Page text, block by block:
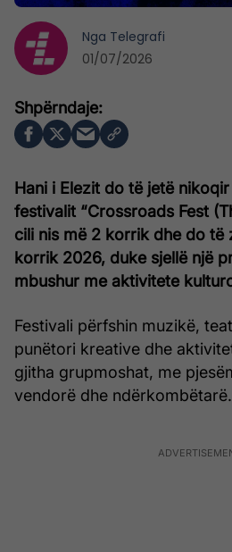
Hani i Elezit do të jetë
festivalit “Crossroads Fest
cili nis më 2 korrik dhe do të
korrik 2026, duke sjellë një
mbushur me aktivitete
Festivali përfshin muzikë,
punëtori kreative dhe
gjitha grupmoshat, me
vendorë dhe ndërkombëtarë.
Nga Telegrafi
01/07/2026